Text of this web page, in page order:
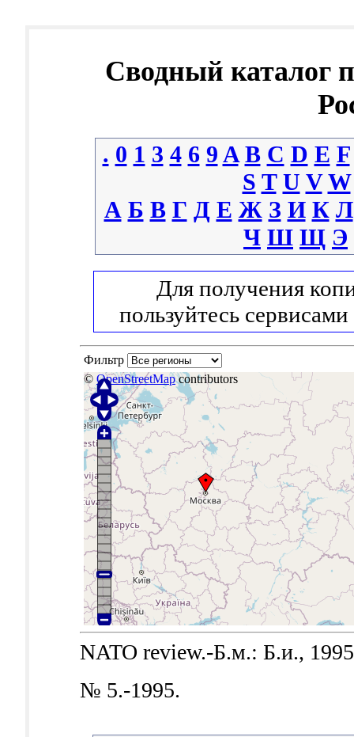
Сводный каталог
. 0 1 3 4 6 9 A B C D E F
S T U V W
А Б В Г Д Е Ж З И К Л
Ч Ш Щ Э
Для получения
пользуйтесь сервисами
Фильтр
© OpenStreetMapcontributors
NATO review.-Б.м.: Б.и.,
№ 5.-1995.